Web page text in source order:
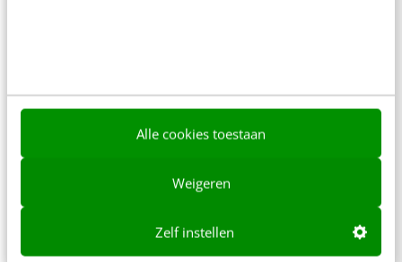
Alle cookies toestaan
Weigeren
Zelf instellen
Met deze socialmedia-factsheet weet je
waar jouw doelgroep is [infographic]
Social media inzetten voor je communicatie- en